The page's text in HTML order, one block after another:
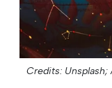
Credits: Unsplash;